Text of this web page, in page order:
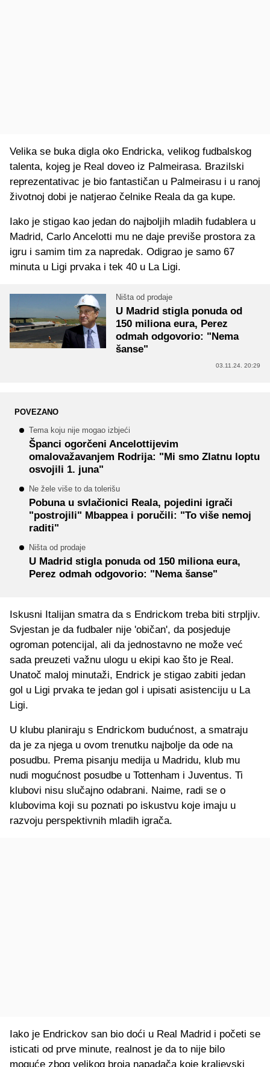
Velika se buka digla oko Endricka, velikog fudbalskog
talenta, kojeg je Real doveo iz Palmeirasa. Brazilski
reprezentativac je bio fantastičan u Palmeirasu i u ranoj
životnoj dobi je natjerao čelnike Reala da ga kupe.
Iako je stigao kao jedan do najboljih mladih fudablera u
Madrid, Carlo Ancelotti mu ne daje previše prostora za
igru i samim tim za napredak. Odigrao je samo 67
minuta u Ligi prvaka i tek 40 u La Ligi.
Ništa od prodaje
U Madrid stigla ponuda od
150 miliona eura, Perez
odmah odgovorio: "Nema
šanse"
03.11.24. 20:29
POVEZANO
Tema koju nije mogao izbjeći
Španci ogorčeni Ancelottijevim
omalovažavanjem Rodrija: "Mi smo Zlatnu loptu
osvojili 1. juna"
Ne žele više to da tolerišu
Pobuna u svlačionici Reala, pojedini igrači
"postrojili" Mbappea i poručili: "To više nemoj
raditi"
Ništa od prodaje
U Madrid stigla ponuda od 150 miliona eura,
Perez odmah odgovorio: "Nema šanse"
Iskusni Italijan smatra da s Endrickom treba biti strpljiv.
Svjestan je da fudbaler nije 'običan', da posjeduje
ogroman potencijal, ali da jednostavno ne može već
sada preuzeti važnu ulogu u ekipi kao što je Real.
Unatoč maloj minutaži, Endrick je stigao zabiti jedan
gol u Ligi prvaka te jedan gol i upisati asistenciju u La
Ligi.
U klubu planiraju s Endrickom budućnost, a smatraju
da je za njega u ovom trenutku najbolje da ode na
posudbu. Prema pisanju medija u Madridu, klub mu
nudi mogućnost posudbe u Tottenham i Juventus. Ti
klubovi nisu slučajno odabrani. Naime, radi se o
klubovima koji su poznati po iskustvu koje imaju u
razvoju perspektivnih mladih igrača.
Iako je Endrickov san bio doći u Real Madrid i početi se
isticati od prve minute, realnost je da to nije bilo
moguće zbog velikog broja napadača koje kraljevski